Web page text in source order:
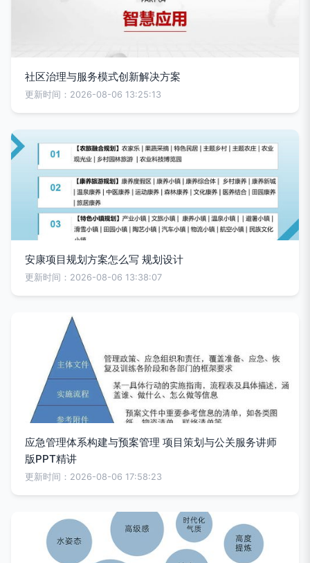
社区治理与服务模式创新解决方案
更新时间：2026-08-06 13:25:13
安康项目规划方案怎么写 规划设计
更新时间：2026-08-06 13:38:07
应急管理体系构建与预案管理 项目策划与公关服务讲师
版PPT精讲
更新时间：2026-08-06 17:58:23